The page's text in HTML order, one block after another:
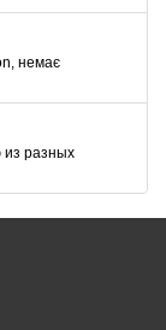
немає
из разных